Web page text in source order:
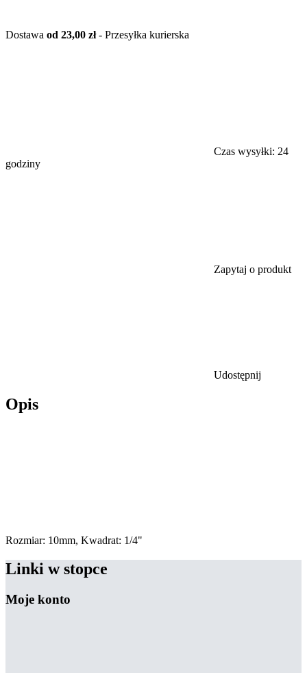
Dostawa od 23,00 zł- Przesyłka kurierska
Czas wysyłki: 24
godziny
Zapytaj o produkt
Udostępnij
Opis
Rozmiar: 10mm, Kwadrat: 1/4"
Linki w stopce
Moje konto